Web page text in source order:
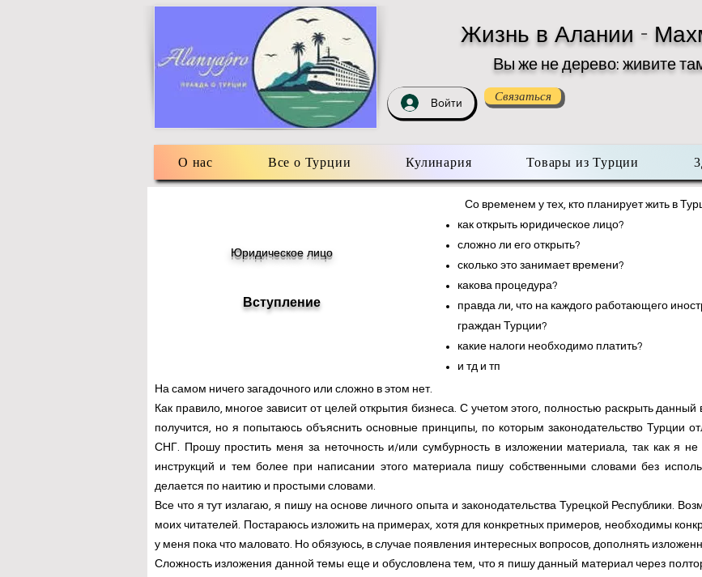
Жизнь в Алании -
Вы же не дерево: живите
Войти Связаться
О нас Все о Турции Кулинария Товары из Турции
Юридическое лицо
Вступление
Со временем у тех, кто планирует жить в
как открыть юридическое лицо?
сложно ли его открыть?
сколько это занимает времени?
какова процедура?
правда ли, что на каждого работающего
граждан Турции?
какие налоги необходимо платить?
и тд и тп
На самом ничего загадочного или сложно в этом нет.
Как правило, многое зависит от целей открытия бизнеса. С учетом этого, полностью раскрыть
получится, но я попытаюсь объяснить основные принципы, по которым законодательство Турции
СНГ. Прошу простить меня за неточность и/или сумбурность в изложении материала, так как я
инструкций и тем более при написании этого материала пишу собственными словами без
делается по наитию и простыми словами.
Все что я тут излагаю, я пишу на основе личного опыта и законодательства Турецкой Республики.
моих читателей. Постараюсь изложить на примерах, хотя для конкретных примеров, необходимы
у меня пока что маловато. Но обязуюсь, в случае появления интересных вопросов, дополнять
Сложность изложения данной темы еще и обусловлена тем, что я пишу данный материал через